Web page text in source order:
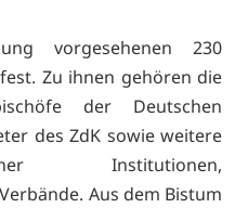
vorgesehenen 230
Zu ihnen gehören die
der Deutschen
des ZdK sowie weitere
Institutionen,
Aus dem Bistum